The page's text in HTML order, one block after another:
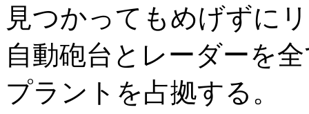
見つかってもめげずに
自動砲台とレーダーを
プラントを占拠する。